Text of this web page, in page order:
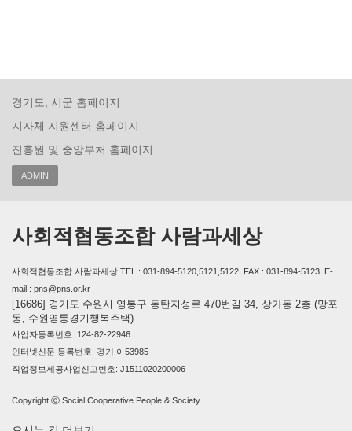
경기도, 시군 홈페이지
지자체 지원센터 홈페이지
진흥원 및 중앙부처 홈페이지
ADMIN
사회적협동조합 사람과세상
사회적협동조합 사람과세상 TEL : 031-894-5120,5121,5122, FAX : 031-894-5123, E-
mail : pns@pns.or.kr
[16686] 경기도 수원시 영통구 동탄지성로 470번길 34, 상가동 2층 (망포
동, 수원영통경기행복주택)
사업자등록번호: 124-82-22946
인터넷신문 등록번호: 경기,아53985
직업정보제공사업신고번호: J1511020200006
Copyright ⓒ Social Cooperative People & Society.